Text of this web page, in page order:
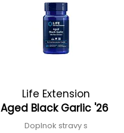
Life Extension
Aged Black Garlic '26
Doplnok stravy s